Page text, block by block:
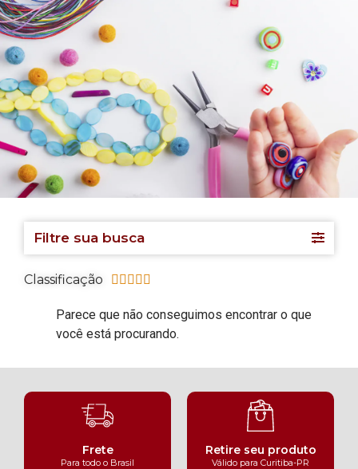
Filtre sua busca
Classificação     
Parece que não conseguimos encontrar o que
você está procurando.
Frete
Para todo o Brasil
Retire seu produto
Válido para Curitiba-PR